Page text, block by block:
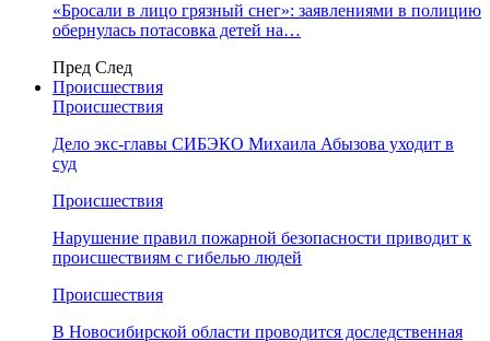
«Бросали в лицо грязный снег»: заявлениями в полицию
обернулась потасовка детей на…
Пред След
Происшествия
Происшествия
Дело экс-главы СИБЭКО Михаила Абызова уходит в
суд
Происшествия
Нарушение правил пожарной безопасности приводит к
происшествиям с гибелью людей
Происшествия
В Новосибирской области проводится доследственная